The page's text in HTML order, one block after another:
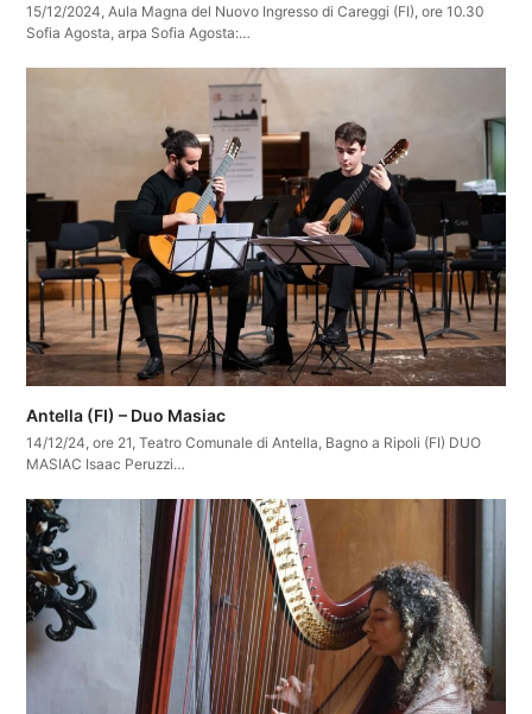
15/12/2024, Aula Magna del Nuovo Ingresso di Careggi (FI), ore 10.30
Sofia Agosta, arpa Sofia Agosta:…
Antella (FI) – Duo Masiac
14/12/24, ore 21, Teatro Comunale di Antella, Bagno a Ripoli (FI) DUO
MASIAC Isaac Peruzzi…